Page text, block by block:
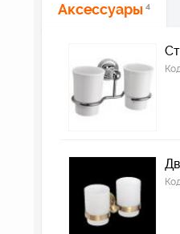
Аксессуары 4